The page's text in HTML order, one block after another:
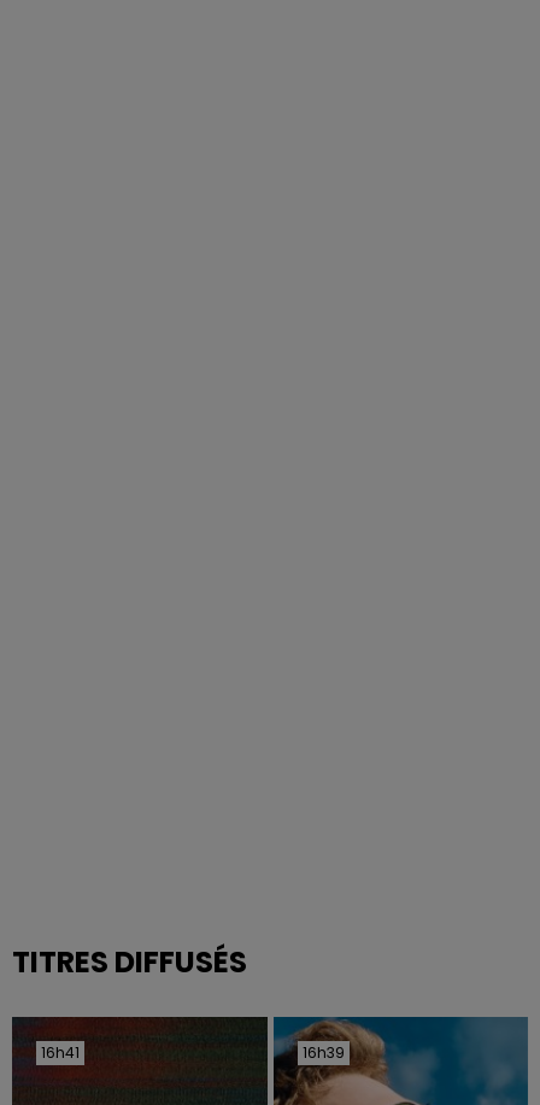
TITRES DIFFUSÉS
16h41
16h41 16h39
16h39